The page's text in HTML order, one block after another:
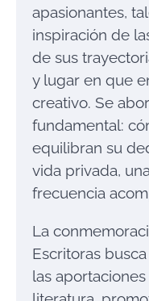
apasionantes,
inspiración de
de sus
y lugar en que
creativo. Se
fundamental:
equilibran su
vida privada,
frecuencia
La
Escritoras
las